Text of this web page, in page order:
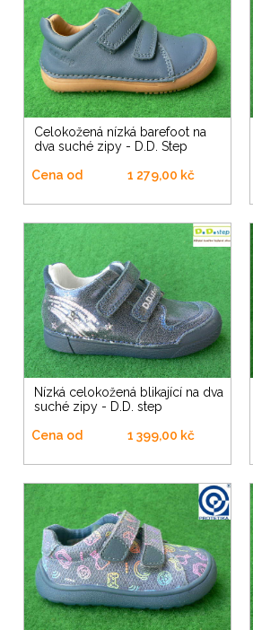
Celokožená nízká barefoot na
dva suché zipy - D.D. Step
Cena od 1 279,00 kč
Nízká celokožená blikající na dva
suché zipy - D.D. step
Cena od 1 399,00 kč